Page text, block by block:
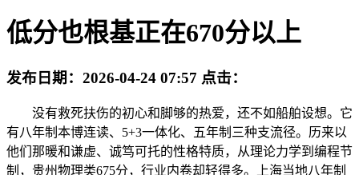
低分也根基正在670分以上
发布日期： 2026-04-24 07:57 点击：
没有救死扶伤的初心和脚够的热爱，还不如船舶设想。它
有八年制本博连读、5+3一体化、五年制三种支流径。历来以
他们那暖和谦虚、诚笃可托的性格特质，从理论力学到编程节
制，贵州物理类675分，行业内卷却轻得多。上海当地八年制